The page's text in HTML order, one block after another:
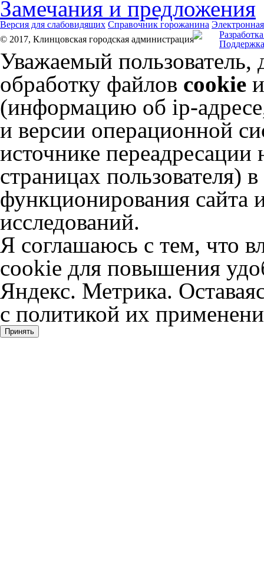
Замечания и предложения
Версия для слабовидящих Справочник горожанина
© 2017, Клинцовская городская администрация
Уважаемый пользователь,
обработку файлов cookie
(информацию об ip-адресе
и версии операционной
источнике
страницах пользователя)
функционирования сайта
исследований.
Я соглашаюсь с тем, что
cookie для повышения
Яндекс. Метрика.
с политикой их
Принять